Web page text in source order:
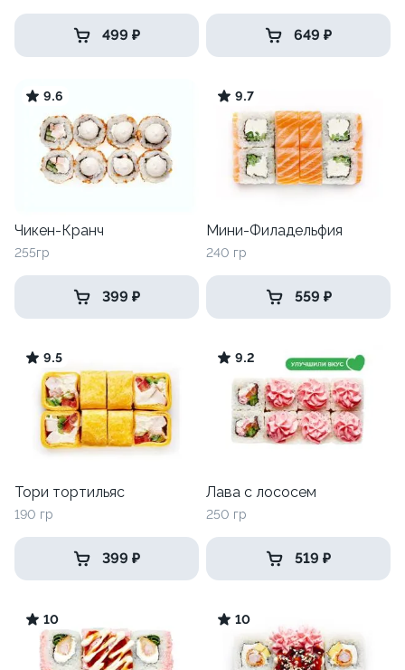
499 ₽ 649 ₽
9.6
Чикен-Кранч
255гр
399 ₽
9.7
Мини-Филадельфия
240 гр
559 ₽
9.5
Тори тортильяс
190 гр
399 ₽
9.2
Лава с лососем
250 гр
519 ₽
10 10